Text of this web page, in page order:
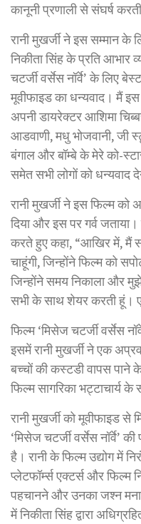
कानूनी प्रणाली से संघर्ष
रानी मुखर्जी ने इस सम्मान
निकीता सिंह के प्रति आभार
चटर्जी वर्सेस नॉर्वे’ के लिए
मूवीफाइड का धन्यवाद। मैं
अपनी डायरेक्टर आशिमा
आडवाणी, मधु भोजवानी, जी
बंगाल और बॉम्बे के मेरे को-
समेत सभी लोगों को धन्यवाद
रानी मुखर्जी ने इस फिल्म को
दिया और इस पर गर्व
करते हुए कहा, “आखिर में, मैं
चाहूंगी, जिन्होंने फिल्म को
जिन्होंने समय निकाला और
सभी के साथ शेयर करती हूं।
फिल्म ‘मिसेज चटर्जी वर्सेस
इसमें रानी मुखर्जी ने एक
बच्चों की कस्टडी वापस पाने
फिल्म सागरिका भट्टाचार्य
रानी मुखर्जी को मूवीफाइड से
‘मिसेज चटर्जी वर्सेस नॉर्वे’
है। रानी के फिल्म उद्योग में
प्लेटफॉर्म्स एक्टर्स और फिल्म
पहचानने और उनका जश्न
में निकीता सिंह द्वारा